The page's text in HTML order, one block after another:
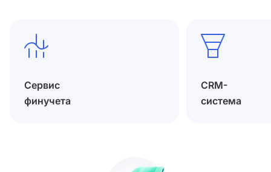
Сервис
финучета
CRM-
система